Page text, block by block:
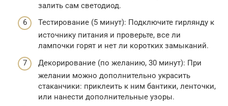
залить сам светодиод.
Тестирование (5 минут): Подключите гирлянду к
источнику питания и проверьте, все ли
лампочки горят и нет ли коротких замыканий.
Декорирование (по желанию, 30 минут): При
желании можно дополнительно украсить
стаканчики: приклеить к ним бантики, ленточки,
или нанести дополнительные узоры.